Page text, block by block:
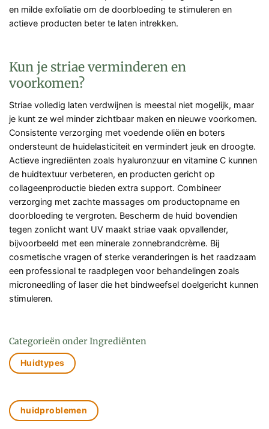
en milde exfoliatie om de doorbloeding te stimuleren en
actieve producten beter te laten intrekken.
Kun je striae verminderen en
voorkomen?
Striae volledig laten verdwijnen is meestal niet mogelijk, maar
je kunt ze wel minder zichtbaar maken en nieuwe voorkomen.
Consistente verzorging met voedende oliën en boters
ondersteunt de huidelasticiteit en vermindert jeuk en droogte.
Actieve ingrediënten zoals hyaluronzuur en vitamine C kunnen
de huidtextuur verbeteren, en producten gericht op
collageenproductie bieden extra support. Combineer
verzorging met zachte massages om productopname en
doorbloeding te vergroten. Bescherm de huid bovendien
tegen zonlicht want UV maakt striae vaak opvallender,
bijvoorbeeld met een minerale zonnebrandcrème. Bij
cosmetische vragen of sterke veranderingen is het raadzaam
een professional te raadplegen voor behandelingen zoals
microneedling of laser die het bindweefsel doelgericht kunnen
stimuleren.
Categorieën onder Ingrediënten
Huidtypes
huidproblemen